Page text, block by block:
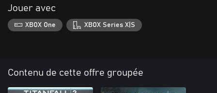
Jouer avec
XBOX One XBOX Series X|S
Contenu de cette offre groupée